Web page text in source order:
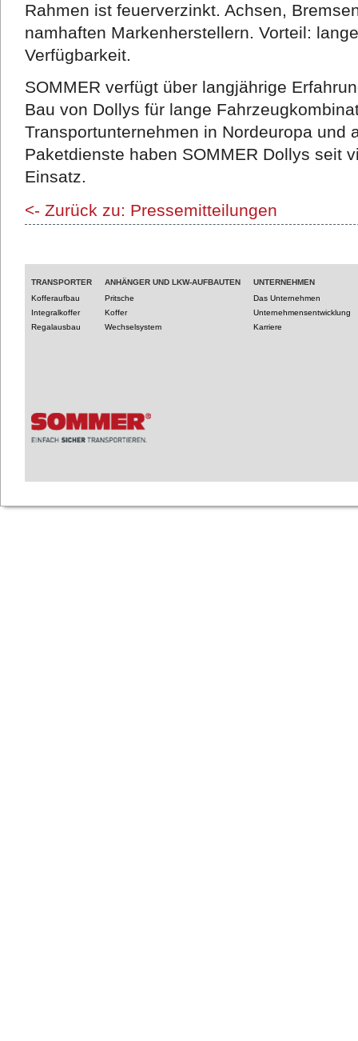
Rahmen ist feuerverzinkt. Achsen,
namhaften Markenherstellern. Vorteil:
Verfügbarkeit.
SOMMER verfügt über langjährige
Bau von Dollys für lange
Transportunternehmen in Nordeuropa und
Paketdienste haben SOMMER Dollys seit
Einsatz.
<- Zurück zu: Pressemitteilungen
TRANSPORTER
Kofferaufbau
Integralkoffer
Regalausbau
ANHÄNGER UND LKW-AUFBAUTEN
Pritsche
Koffer
Wechselsystem
UNTERNEHMEN
Das Unternehmen
Unternehmensentwicklung
Karriere